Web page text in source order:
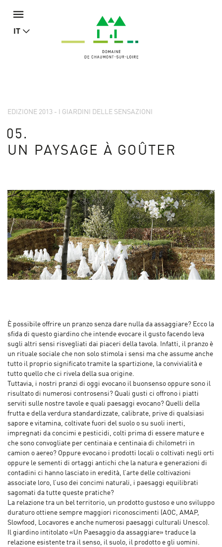
IT
EDIZIONE 2013 - I GIARDINI DELLE SENSAZIONI
05.
UN PAYSAGE À GOÛTER
È possibile offrire un pranzo senza dare nulla da assaggiare? Ecco la
sfida di questo giardino che intende evocare il gusto facendo leva
sugli altri sensi risvegliati dai piaceri della tavola. Infatti, il pranzo è
un rituale sociale che non solo stimola i sensi ma che assume anche
tutto il proprio significato tramite la spartizione, la convivialità e
tutto quello che ci rivela della sua origine.
Tuttavia, i nostri pranzi di oggi evocano il buonsenso oppure sono il
risultato di numerosi controsensi? Quali gusti ci offrono i piatti
serviti sulle nostre tavole e quali paesaggi evocano? Quelli della
frutta e della verdura standardizzate, calibrate, prive di qualsiasi
sapore e vitamina, coltivate fuori del suolo o su suoli inerti,
impregnati da concimi e pesticidi, colti prima di essere mature e
che sono convogliate per centinaia e centinaia di chilometri in
camion o aereo? Oppure evocano i prodotti locali o coltivati negli orti
oppure le sementi di ortaggi antichi che la natura e generazioni di
contadini ci hanno lasciato in eredità, l’arte delle coltivazioni
associate loro, l’uso dei concimi naturali, i paesaggi equilibrati
sagomati da tutte queste pratiche?
La relazione tra un bel territorio, un prodotto gustoso e uno sviluppo
duraturo ottiene sempre maggiori riconoscimenti (AOC, AMAP,
Slowfood, Locavores e anche numerosi paesaggi culturali Unesco).
Il giardino intitolato «Un Paesaggio da assaggiare» traduce la
relazione esistente tra il senso, il suolo, il prodotto e gli uomini.